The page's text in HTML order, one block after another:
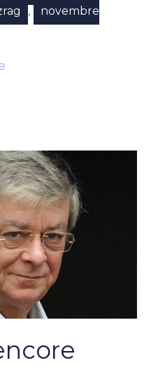
,
novembre